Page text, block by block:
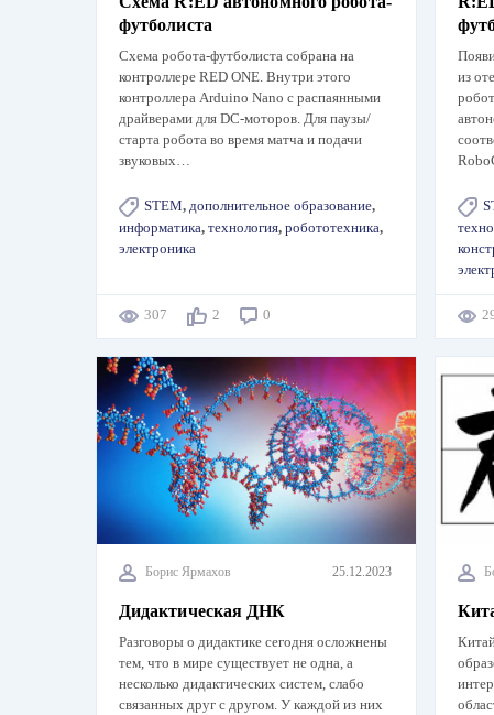
футболиста
Схема робота-футболиста собрана на
контроллере RED ONE. Внутри этого
контроллера Arduino Nano с распаянными
драйверами для DC-моторов. Для паузы/
старта робота во время матча и подачи
звуковых…
STEM, дополнительное образование,
информатика, технология, робототехника,
электроника
307 2 0
из
Борис Ярмахов 25.12.2023
Дидактическая ДНК
Разговоры о дидактике сегодня осложнены
тем, что в мире существует не одна, а
несколько дидактических систем, слабо
связанных друг с другом. У каждой из них